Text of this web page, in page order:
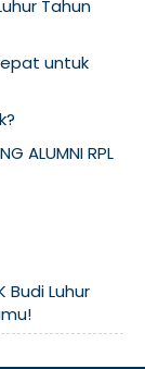
Tahun
untuk
ALUMNI RPL
Budi Luhur